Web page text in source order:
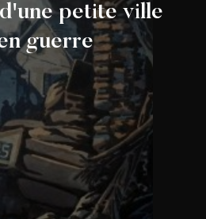
petite ville
guerre